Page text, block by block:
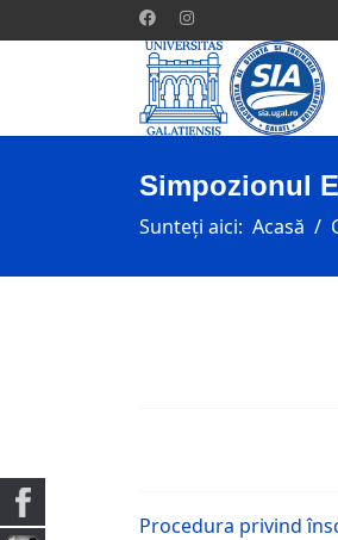
Simpozionul
Sunteți aici: Acasă
Procedura privind